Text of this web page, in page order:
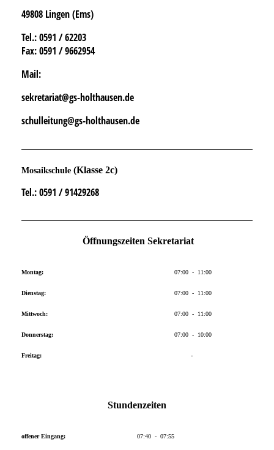
49808 Lingen (Ems)
Tel.: 0591 / 62203
Fax:0591 / 9662954
Mail:
sekretariat@gs-holthausen.de
schulleitung@gs-holthausen.de
Mosaikschule (Klasse 2c)
Tel.: 0591 / 91429268
Öffnungszeiten Sekretariat
Montag:
Dienstag:
Mittwoch:
Donnerstag:
Freitag:
07:00 - 11:00
07:00 - 11:00
07:00 - 11:00
07:00 - 10:00
-
Stundenzeiten
offener Eingang: 07:40 - 07:55